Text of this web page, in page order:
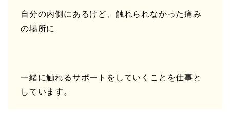
自分の内側にあるけど、触れられなかった痛み
の場所に
一緒に触れるサポートをしていくことを仕事と
しています。